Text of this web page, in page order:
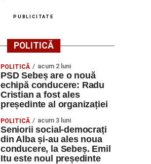
PUBLICITATE
POLITICĂ
POLITICĂ acum 2 luni
PSD Sebeș are o nouă
echipă conducere: Radu
Cristian a fost ales
președinte al organizației
POLITICĂ acum 3 luni
Seniorii social-democrați
din Alba și-au ales noua
conducere, la Sebeș. Emil
Itu este noul președinte